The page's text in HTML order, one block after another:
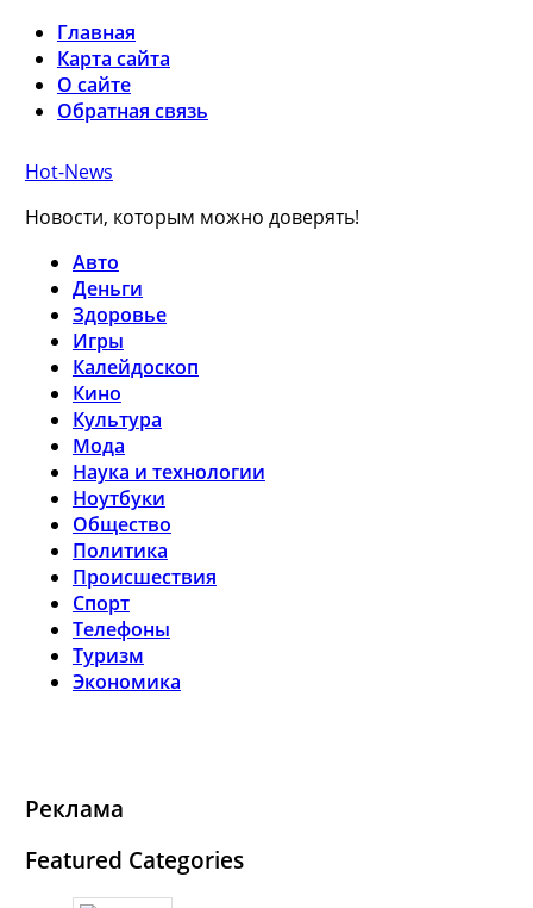
Главная
Карта сайта
О сайте
Обратная связь
Hot-News
Новости, которым можно доверять!
Авто
Деньги
Здоровье
Игры
Калейдоскоп
Кино
Культура
Мода
Наука и технологии
Ноутбуки
Общество
Политика
Происшествия
Спорт
Телефоны
Туризм
Экономика
Реклама
Featured Categories